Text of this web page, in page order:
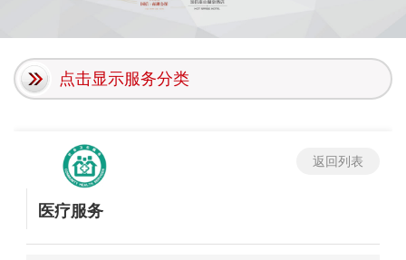
点击显示服务分类
医疗服务
返回列表